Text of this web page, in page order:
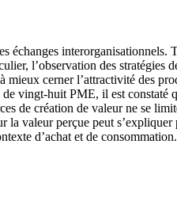
échanges interorganisationnels.
l’observation des stratégies
cerner l’attractivité des
vingt-huit PME, il est constaté
de création de valeur ne se
la valeur perçue peut s’expliquer
d’achat et de consommation.